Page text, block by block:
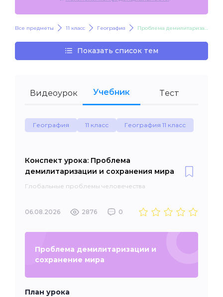
Все предметы 11 класс География Проблема демилитаризации и сохранения мира
Показать список тем
Видеоурок Учебник Тест
География 11 класс География 11 класс
Конспект урока: Проблема
демилитаризации и сохранения мира
Глобальные проблемы человечества
06.08.2026 2876 0
Проблема демилитаризации и
сохранение мира
План урока